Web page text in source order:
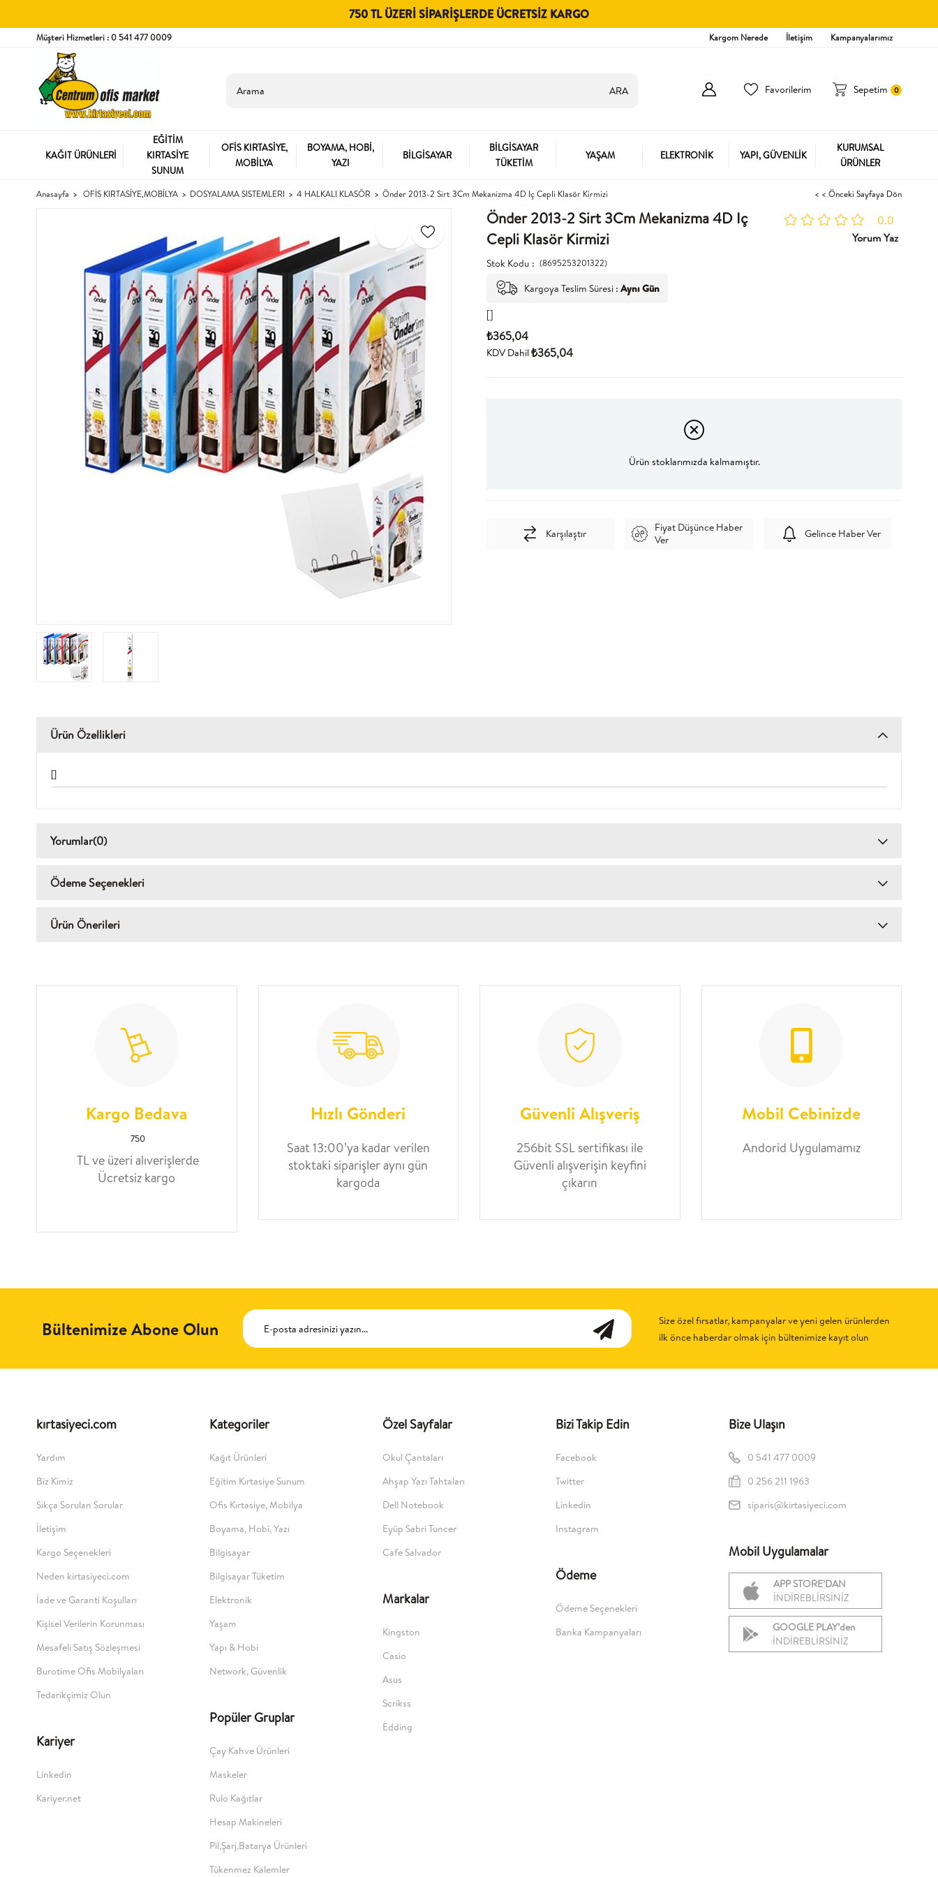
750 TL ÜZERI SIPARIŞLERDE ÜCRETSIZ KARGO
Müşteri Hizmetleri : 0 541 477 0009 Kargom Nerede İletişim Kampanyalarımız
Sepetim 0
Favorilerim
KAĞIT ÜRÜNLERİ
EĞİTİM
KIRTASİYE
SUNUM
OFİS KIRTASİYE,
MOBİLYA
BOYAMA, HOBİ,
YAZI
BİLGİSAYAR
BİLGİSAYAR
TÜKETİM
YAŞAM ELEKTRONİK YAPI, GÜVENLİK
KURUMSAL
ÜRÜNLER
Anasayfa OFİS KIRTASİYE,MOBİLYA DOSYALAMA SISTEMLERI 4 HALKALI KLASÖR Önder 2013-2 Sirt 3Cm Mekanizma 4D Iç Cepli Klasör Kirmizi < < Önceki Sayfaya Dön
Önder 2013-2 Sirt 3Cm Mekanizma 4D Iç
Cepli Klasör Kirmizi
0.0
Yorum Yaz
Stok Kodu (8695253201322)
Kargoya Teslim Süresi : Aynı Gün
[]
₺365,04
KDV Dahil₺365,04
Ürün stoklarımızda kalmamıştır.
Karşılaştır
Fiyat Düşünce Haber
Ver
Gelince Haber Ver
Ürün Özellikleri
[]
Yorumlar(0)
Ödeme Seçenekleri
Ürün Önerileri
Kargo Bedava
750
TL ve üzeri alıverişlerde
Ücretsiz kargo
Hızlı Gönderi
Saat 13:00’ya kadar verilen
stoktaki siparişler aynı gün
kargoda
Güvenli Alışveriş
256bit SSL sertifikası ile
Güvenli alışverişin keyfini
çıkarın
Mobil Cebinizde
Andorid Uygulamamız
Bültenimize Abone Olun
Size özel fırsatlar, kampanyalar ve yeni gelen ürünlerden
ilk önce haberdar olmak için bültenimize kayıt olun
kırtasiyeci.com
Yardım
Biz Kimiz
Sıkça Sorulan Sorular
İletişim
Kargo Seçenekleri
Neden kirtasiyeci.com
İade ve Garanti Koşulları
Kişisel Verilerin Korunması
Mesafeli Satış Sözleşmesi
Burotime Ofis Mobilyaları
Tedarikçimiz Olun
Kariyer
Linkedin
Kariyer.net
Kategoriler
Kağıt Ürünleri
Eğitim Kırtasiye Sunum
Ofis Kırtasiye, Mobilya
Boyama, Hobi, Yazı
Bilgisayar
Bilgisayar Tüketim
Elektronik
Yaşam
Yapı & Hobi
Network, Güvenlik
Popüler Gruplar
Çay Kahve Ürünleri
Maskeler
Rulo Kağıtlar
Hesap Makineleri
Pil,Şarj,Batarya Ürünleri
Tükenmez Kalemler
Özel Sayfalar
Okul Çantaları
Ahşap Yazı Tahtaları
Dell Notebook
Eyüp Sabri Tuncer
Cafe Salvador
Markalar
Kingston
Casio
Asus
Scrikss
Edding
Bizi Takip Edin
Facebook
Twitter
Linkedin
Instagram
Ödeme
Ödeme Seçenekleri
Banka Kampanyaları
Bize Ulaşın
0 541 477 0009
0 256 211 1963
siparis@kirtasiyeci.com
Mobil Uygulamalar
APP STORE’DAN
İNDİREBLİRSİNİZ
GOOGLE PLAY’den
İNDİREBLİRSİNİZ